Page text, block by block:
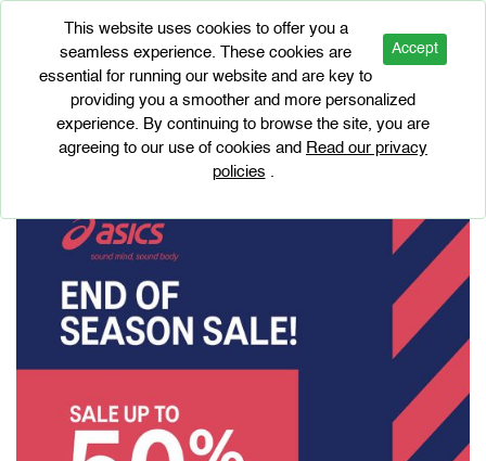
Accept
This website uses cookies to offer you a
seamless experience. These cookies are
essential for running our website and are key to
providing you a smoother and more personalized
experience. By continuing to browse the site, you are
agreeing to our use of cookies and Read our privacy
policies .
BRAND PROMOTIONS
ASICS END OF SEASON SALE!